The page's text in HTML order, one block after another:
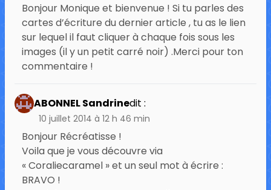
Bonjour Monique et bienvenue ! Si tu parles des
cartes d’écriture du dernier article , tu as le lien
sur lequel il faut cliquer à chaque fois sous les
images (il y un petit carré noir) .Merci pour ton
commentaire !
ABONNEL Sandrinedit :
10 juillet 2014 à 12 h 46 min
Bonjour Récréatisse !
Voila que je vous découvre via
« Coraliecaramel » et un seul mot à écrire :
BRAVO !